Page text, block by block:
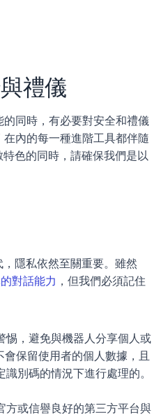
禮儀
同時，有必要對安全和禮儀
內的每一種進階工具都伴隨
色的同時，請確保我們是以
隱私依然至關重要。雖然
對話能力 ，但我們必須記住
惕，避免與機器人分享個人或
保留使用者的個人數據，且
別碼的情況下進行處理的。
方或信譽良好的第三方平台與